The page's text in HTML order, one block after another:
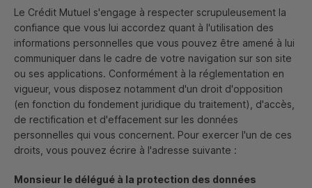
Le Crédit Mutuel s'engage à respecter scrupuleusement la
confiance que vous lui accordez quant à l'utilisation des
informations personnelles que vous pouvez être amené à lui
communiquer dans le cadre de votre navigation sur son site
ou ses applications. Conformément à la réglementation en
vigueur, vous disposez notamment d'un droit d'opposition
(en fonction du fondement juridique du traitement), d'accès,
de rectification et d'effacement sur les données
personnelles qui vous concernent. Pour exercer l'un de ces
droits, vous pouvez écrire à l'adresse suivante :
Monsieur le délégué à la protection des données